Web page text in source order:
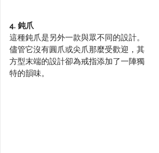
4. 鈍爪
這種鈍爪是另外一款與眾不同的設計。
儘管它沒有圓爪或尖爪那麼受歡迎，其
方型末端的設計卻為戒指添加了一陣獨
特的韻味。